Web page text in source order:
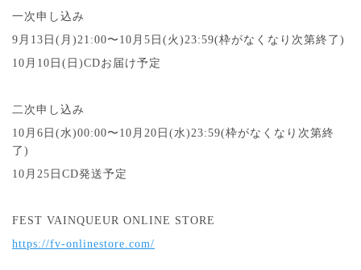
一次申し込み
9月13日(月)21:00〜10月5日(火)23:59(枠がなくなり次第終了)
10月10日(日)CDお届け予定
二次申し込み
10月6日(水)00:00〜10月20日(水)23:59(枠がなくなり次第終
了)
10月25日CD発送予定
FEST VAINQUEUR ONLINE STORE
https://fv-onlinestore.com/